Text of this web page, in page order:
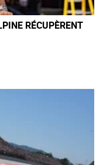
RÉCUPÈRENT